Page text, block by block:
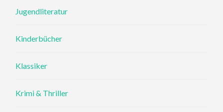
Jugendliteratur
Kinderbücher
Klassiker
Krimi & Thriller